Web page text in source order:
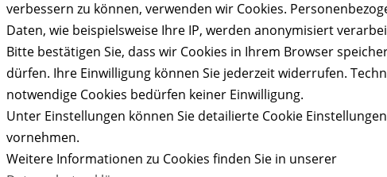
verbessern zu können, verwenden wir Cookies.
Daten, wie beispielsweise Ihre IP, werden anonymisiert
Bitte bestätigen Sie, dass wir Cookies in Ihrem Browser
dürfen. Ihre Einwilligung können Sie jederzeit widerrufen.
notwendige Cookies bedürfen keiner Einwilligung.
Unter Einstellungen können Sie detailierte Cookie Einstellungen
vornehmen.
Weitere Informationen zu Cookies finden Sie in unserer